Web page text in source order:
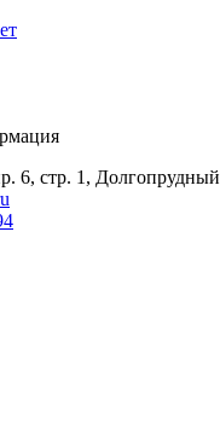
6, стр. 1, Долгопрудный